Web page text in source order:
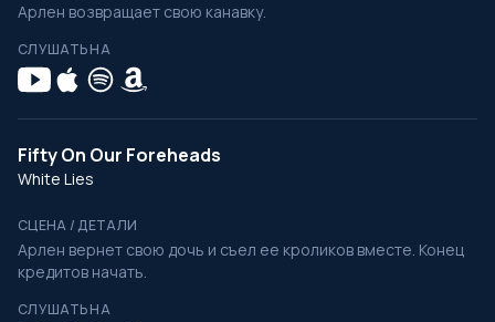
Арлен возвращает свою канавку.
СЛУШАТЬ НА
Fifty On Our Foreheads
White Lies
СЦЕНА / ДЕТАЛИ
Арлен вернет свою дочь и съел ее кроликов вместе. Конец
кредитов начать.
СЛУШАТЬ НА